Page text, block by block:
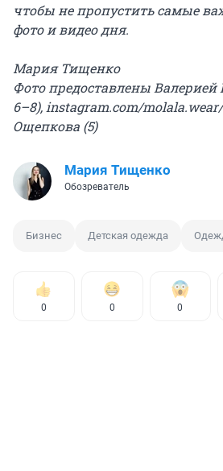
чтобы не пропустить самые
фото и видео дня.
Мария Тищенко
Фото предоставлены Валерией
6–8), instagram.com/
Ощепкова (5)
Мария Тищенко
Обозреватель
Бизнес Детская одежда
0 0 0